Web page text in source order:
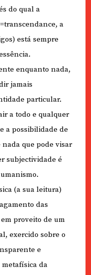
do qual a
a
está sempre
enquanto nada,
jamais
particular.
a todo e qualquer
a possibilidade de
que pode visar
subjectividade é
(a sua leitura)
das
proveito de um
exercido sobre o
e
da